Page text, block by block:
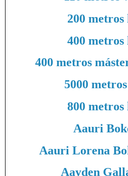
200 metros
400 metros
400 metros
5000
800 metros
Aauri
Aauri Lorena
Aayden